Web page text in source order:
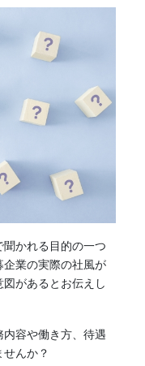
かれる目的の一つ
業の実際の社風が
があるとお伝えし
容や働き方、待遇
んか？